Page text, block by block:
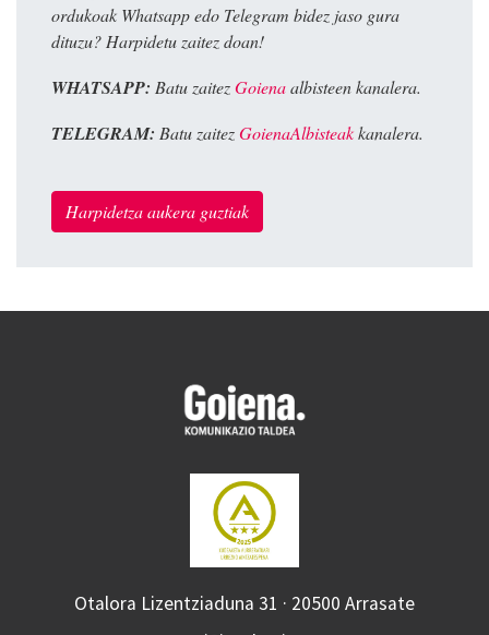
ordukoak Whatsapp edo Telegram bidez jaso gura
dituzu? Harpidetu zaitez doan!
WHATSAPP: Batu zaitezGoienaalbisteen kanalera.
TELEGRAM: Batu zaitezGoienaAlbisteakkanalera.
Harpidetza aukera guztiak
Otalora Lizentziaduna 31 · 20500 Arrasate